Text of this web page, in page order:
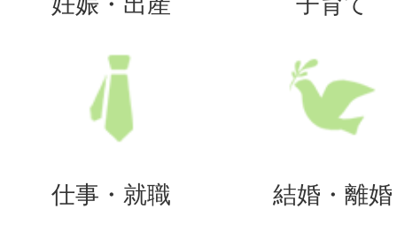
仕事・就職 結婚・離婚